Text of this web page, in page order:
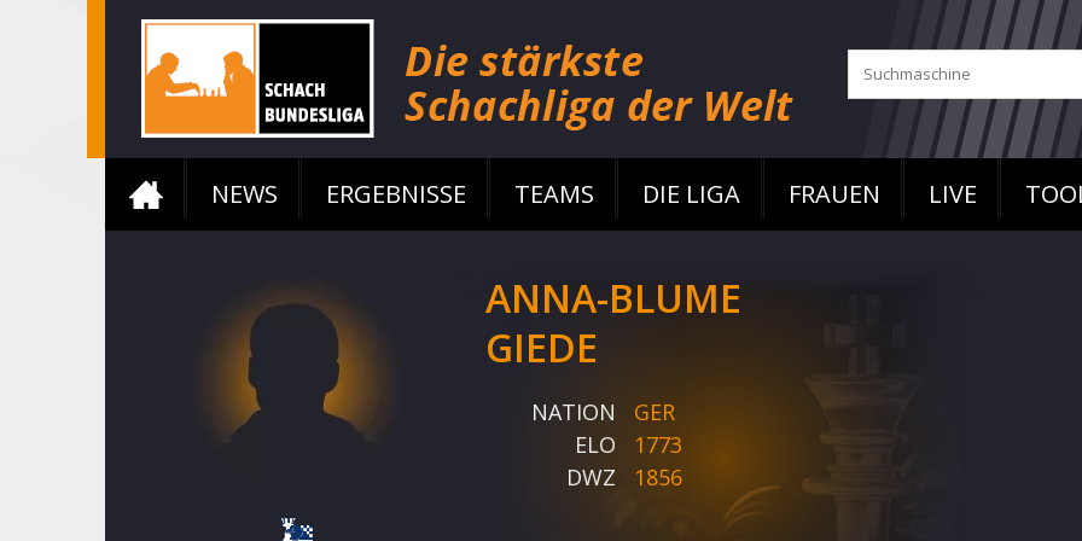
NEWS ERGEBNISSE TEAMS DIE LIGA FRAUEN LIVE
ANNA-BLUME
GIEDE
NATION
GER
ELO
1773
DWZ
1856